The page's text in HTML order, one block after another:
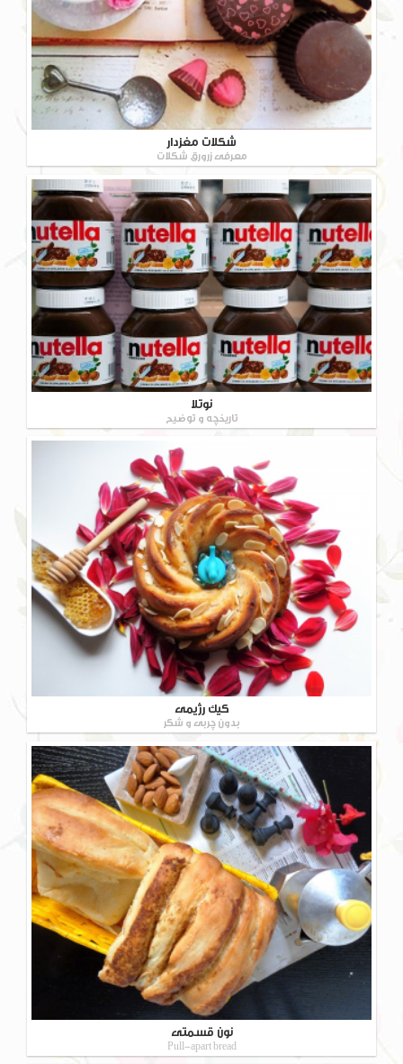
شکلات مغزدار
معرفی زرورق شکلات
نوتلا
تاریخچه و توضیح
کیک رژیمی
بدون چربی و شکر
نون قسمتی
Pull-apart bread